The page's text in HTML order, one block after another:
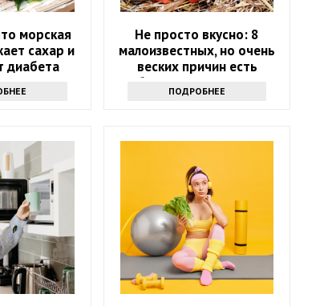
морская
сахар и
диабета
Не просто вкусно: 8
малоизвестных, но очень
веских причин есть
клубнику как можно чаще
ПОДРОБНЕЕ